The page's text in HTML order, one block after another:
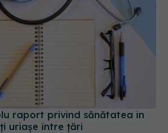
raport privind sănătatea în
uriașe între țări